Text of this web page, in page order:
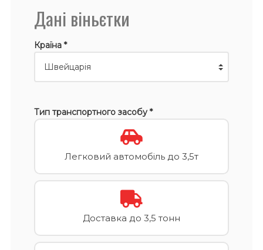
Дані віньєтки
Країна *
Тип транспортного засобу *
Легковий автомобіль до 3,5т
Доставка до 3,5 тонн